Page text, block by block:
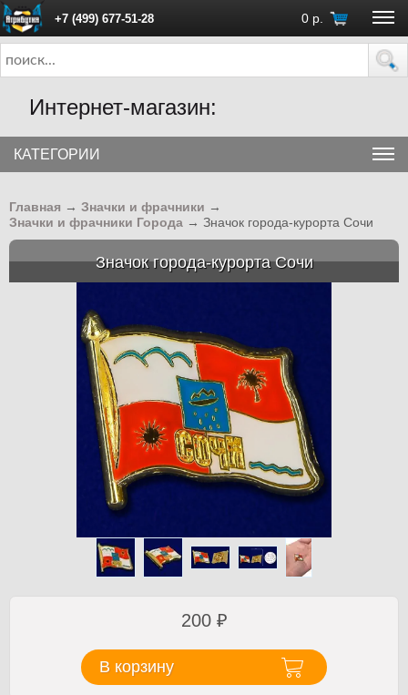
+7 (499) 677-51-28 0 р.
ПН - ПТ с 10:00 до 18:00 (Москва)
Интернет-магазин:
КАТЕГОРИИ
Главная → Значки и фрачники →
Значки и фрачники Города → Значок города-курорта Сочи
Значок города-курорта Сочи
200 ₽
В корзину